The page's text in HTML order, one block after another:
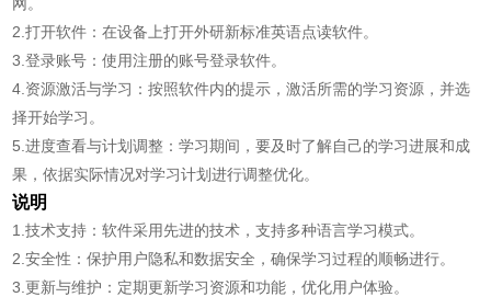
2.打开软件：在设备上打开外研新标准英语点读软件。
3.登录账号：使用注册的账号登录软件。
4.资源激活与学习：按照软件内的提示，激活所需的学习资源，并选
择开始学习。
5.进度查看与计划调整：学习期间，要及时了解自己的学习进展和成
果，依据实际情况对学习计划进行调整优化。
说明
1.技术支持：软件采用先进的技术，支持多种语言学习模式。
2.安全性：保护用户隐私和数据安全，确保学习过程的顺畅进行。
3.更新与维护：定期更新学习资源和功能，优化用户体验。